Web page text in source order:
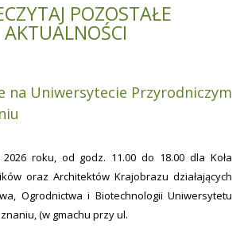
POZOSTAŁE
AKTUALNOŚCI
na Uniwersytecie Przyrodniczym
roku, od godz. 11.00 do 18.00 dla Koła
oraz Architektów Krajobrazu działających
Ogrodnictwa i Biotechnologii Uniwersytetu
(w gmachu przy ul.